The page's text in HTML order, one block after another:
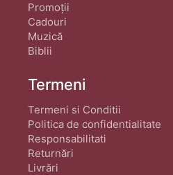
Promoții
Cadouri
Muzică
Biblii
Termeni
Termeni si Conditii
Politica de confidentialitate
Responsabilitati
Returnări
Livrări